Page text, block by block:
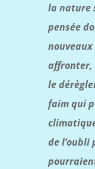
la nature
pensée
affronter,
le
faim qui
de l’oubli